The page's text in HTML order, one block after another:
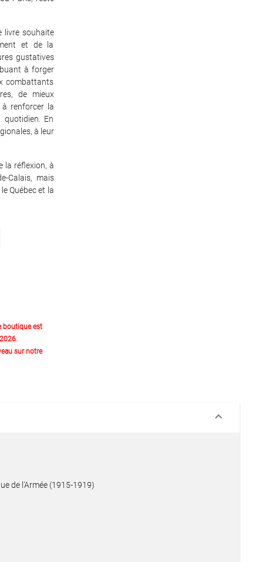
livre souhaite
et de la
gustatives
à forger
combattants
de mieux
renforcer la
En
à leur
la réflexion, à
Calais, mais
Québec et la
boutique est
sur notre
keyboard_arrow_down
de l’Armée (1915-1919)